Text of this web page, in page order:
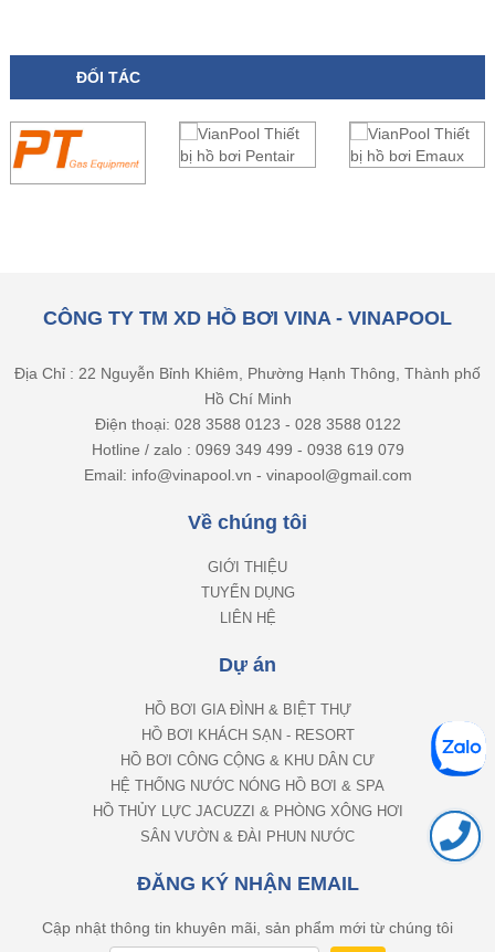
ĐỐI TÁC
CÔNG TY TM XD HỒ BƠI VINA - VINAPOOL
Địa Chỉ : 22 Nguyễn Bỉnh Khiêm, Phường Hạnh Thông, Thành phố
Hồ Chí Minh
Điện thoại: 028 3588 0123 - 028 3588 0122
Hotline / zalo : 0969 349 499 - 0938 619 079
Email: info@vinapool.vn - vinapool@gmail.com
Về chúng tôi
GIỚI THIỆU
TUYỂN DỤNG
LIÊN HỆ
Dự án
HỒ BƠI GIA ĐÌNH & BIỆT THỰ
HỒ BƠI KHÁCH SẠN - RESORT
HỒ BƠI CÔNG CỘNG & KHU DÂN CƯ
HỆ THỐNG NƯỚC NÓNG HỒ BƠI & SPA
HỒ THỦY LỰC JACUZZI & PHÒNG XÔNG HƠI
SÂN VƯỜN & ĐÀI PHUN NƯỚC
ĐĂNG KÝ NHẬN EMAIL
Cập nhật thông tin khuyên mãi, sản phẩm mới từ chúng tôi